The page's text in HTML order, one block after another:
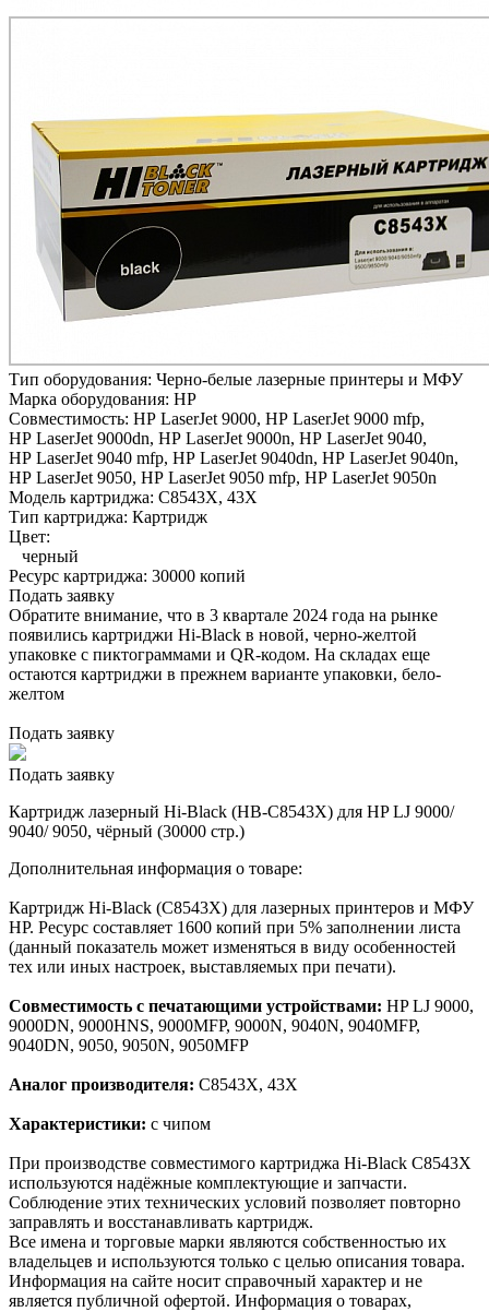
Тип оборудования: Черно-белые лазерные принтеры и МФУ
Марка оборудования: HP
Совместимость: HP LaserJet 9000, HP LaserJet 9000 mfp,
HP LaserJet 9000dn, HP LaserJet 9000n, HP LaserJet 9040,
HP LaserJet 9040 mfp, HP LaserJet 9040dn, HP LaserJet 9040n,
HP LaserJet 9050, HP LaserJet 9050 mfp, HP LaserJet 9050n
Модель картриджа: C8543X, 43X
Тип картриджа: Картридж
Цвет:
черный
Ресурс картриджа: 30000 копий
Подать заявку
Обратите внимание, что в 3 квартале 2024 года на рынке
появились картриджи Hi-Black в новой, черно-желтой
упаковке с пиктограммами и QR-кодом. На складах еще
остаются картриджи в прежнем варианте упаковки, бело-
желтом
Подать заявку
Подать заявку
Картридж лазерный Hi-Black (HB-C8543X) для HP LJ 9000/
9040/ 9050, чёрный (30000 стр.)
Дополнительная информация о товаре:
Картридж Hi-Black (C8543X) для лазерных принтеров и МФУ
HP. Ресурс составляет 1600 копий при 5% заполнении листа
(данный показатель может изменяться в виду особенностей
тех или иных настроек, выставляемых при печати).
Совместимость с печатающими устройствами: HP LJ 9000,
9000DN, 9000HNS, 9000MFP, 9000N, 9040N, 9040MFP,
9040DN, 9050, 9050N, 9050MFP
Аналог производителя: C8543X, 43X
Характеристики: с чипом
При производстве совместимого картриджа Hi-Black C8543X
используются надёжные комплектующие и запчасти.
Соблюдение этих технических условий позволяет повторно
заправлять и восстанавливать картридж.
Все имена и торговые марки являются собственностью их
владельцев и используются только с целью описания товара.
Информация на сайте носит справочный характер и не
является публичной офертой. Информация о товарах,